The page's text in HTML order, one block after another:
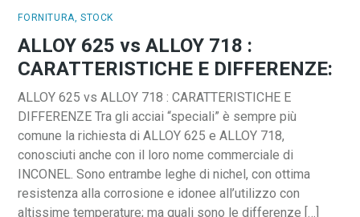
FORNITURA STOCK
ALLOY 625 vs ALLOY 718 :
CARATTERISTICHE E DIFFERENZE:
ALLOY 625 vs ALLOY 718 : CARATTERISTICHE E
DIFFERENZE Tra gli acciai “speciali” è sempre più
comune la richiesta di ALLOY 625 e ALLOY 718,
conosciuti anche con il loro nome commerciale di
INCONEL. Sono entrambe leghe di nichel, con ottima
resistenza alla corrosione e idonee all’utilizzo con
altissime temperature; ma quali sono le differenze […]